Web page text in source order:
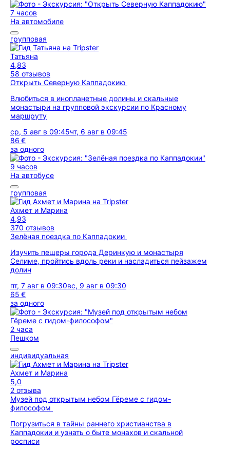
7 часов
На автомобиле
групповая
Татьяна
4,83
58 отзывов
Открыть Северную Каппадокию
Влюбиться в инопланетные долины и скальные
монастыри на групповой экскурсии по Красному
маршруту
ср, 5 авг в 09:45чт, 6 авг в 09:45
86 €
за одного
9 часов
На автобусе
групповая
Ахмет и Марина
4,93
370 отзывов
Зелёная поездка по Каппадокии
Изучить пещеры города Деринкую и монастыря
Селиме, пройтись вдоль реки и насладиться пейзажем
долин
пт, 7 авг в 09:30вс, 9 авг в 09:30
65 €
за одного
2 часа
Пешком
индивидуальная
Ахмет и Марина
5,0
2 отзыва
Музей под открытым небом Гёреме с гидом-
философом
Погрузиться в тайны раннего христианства в
Каппадокии и узнать о быте монахов и скальной
росписи